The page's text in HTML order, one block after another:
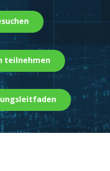
teilnehmen